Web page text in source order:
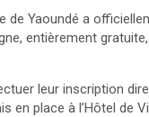
Yaoundé a
entièrement
leur inscription
en place à l’Hôtel de